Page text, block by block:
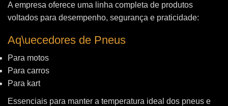
A empresa oferece uma linha completa de produtos
voltados para desempenho, segurança e praticidade:
Aq\uecedores de Pneus
Para motos
Para carros
Para kart
Essenciais para manter a temperatura ideal dos pneus e